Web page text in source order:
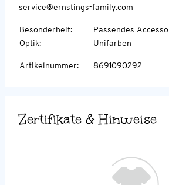
service@ernstings-family.com
Besonderheit:
Passendes
Optik: Unifarben
Artikelnummer: 8691090292
Zertifikate & Hinweise